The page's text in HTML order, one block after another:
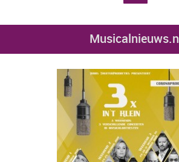
Musicalnieuws.nl